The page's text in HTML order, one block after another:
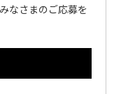
なさまのご応募を